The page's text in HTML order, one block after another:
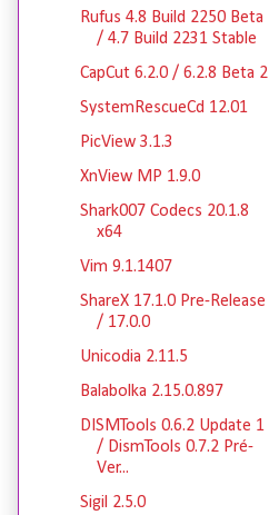
Rufus 4.8 Build 2250 Beta
/ 4.7 Build 2231 Stable
CapCut 6.2.0 / 6.2.8 Beta 2
SystemRescueCd 12.01
PicView 3.1.3
XnView MP 1.9.0
Shark007 Codecs 20.1.8
x64
Vim 9.1.1407
ShareX 17.1.0 Pre-Release
/ 17.0.0
Unicodia 2.11.5
Balabolka 2.15.0.897
DISMTools 0.6.2 Update 1
/ DismTools 0.7.2 Pré-
Ver...
Sigil 2.5.0